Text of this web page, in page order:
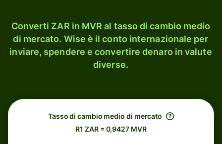
Converti ZAR in MVR al tasso di cambio medio
di mercato. Wise è il conto internazionale per
inviare, spendere e convertire denaro in valute
diverse.
Tasso di cambio medio di mercato
R1 ZAR = 0,9427 MVR